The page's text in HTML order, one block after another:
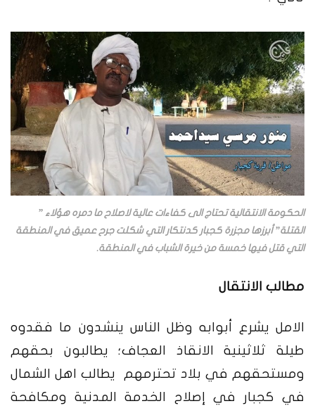
الحكومة الانتقالية تحتاج الى كفاءات عالية لاصلاح ما دمره هؤلاء ”
القتلة” أبرزها مجزرة كجبار كدنتكار التي شكلت جرح عميق في المنطقة
التي قتل فيها خمسة من خيرة الشباب في المنطقة.
مطالب الانتقال
الامل يشرع أبوابه وظل الناس ينشدون ما فقدوه
طيلة ثلاثينية الانقاذ العجاف؛ يطالبون بحقهم
ومستحقهم في بلاد تحترمهم يطالب اهل الشمال
في كجبار في إصلاح الخدمة المدنية ومكافحة